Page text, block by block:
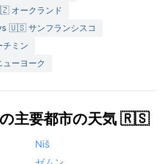
オークランド
🇺🇸 サンフランシスコ
ミン
ーヨーク
主要都市の天気 🇷🇸
Niš